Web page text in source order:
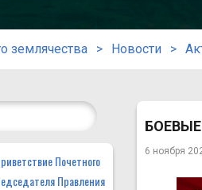
землячества Новости
Почетного
Правления
6 ноября